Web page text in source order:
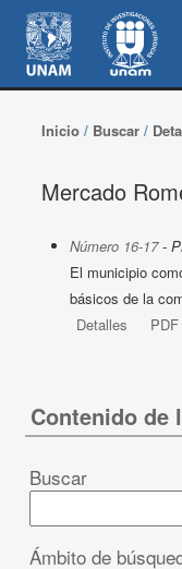
Inicio/ Buscar/
Mercado
Número 16-17-
El municipio
básicos de la
Detalles
PDF
Contenido de
Buscar
Ámbito de